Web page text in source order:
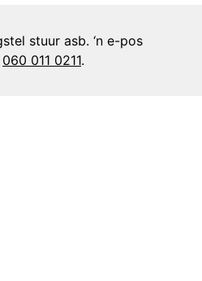
stuur asb. ‘n e-pos
060 011 0211.